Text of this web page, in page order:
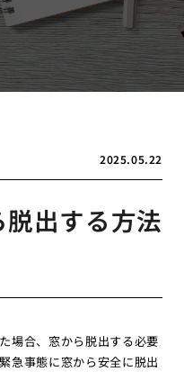
2025.05.22
出する方法
場合、窓から脱出する必要
急事態に窓から安全に脱出